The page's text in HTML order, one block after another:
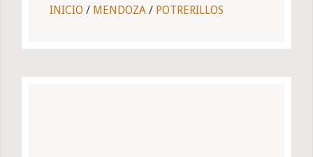
INICIO / MENDOZA / POTRERILLOS